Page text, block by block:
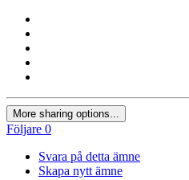
More sharing options...
Följare 0
Svara på detta ämne
Skapa nytt ämne